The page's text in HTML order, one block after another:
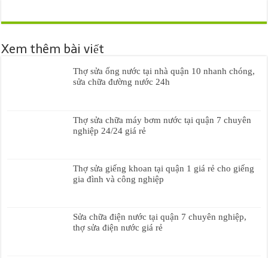
Xem thêm bài viết
Thợ sửa ống nước tại nhà quận 10 nhanh chóng,
sửa chữa đường nước 24h
Thợ sửa chữa máy bơm nước tại quận 7 chuyên
nghiệp 24/24 giá rẻ
Thợ sửa giếng khoan tại quận 1 giá rẻ cho giếng
gia đình và công nghiệp
Sửa chữa điện nước tại quận 7 chuyên nghiệp,
thợ sửa điện nước giá rẻ